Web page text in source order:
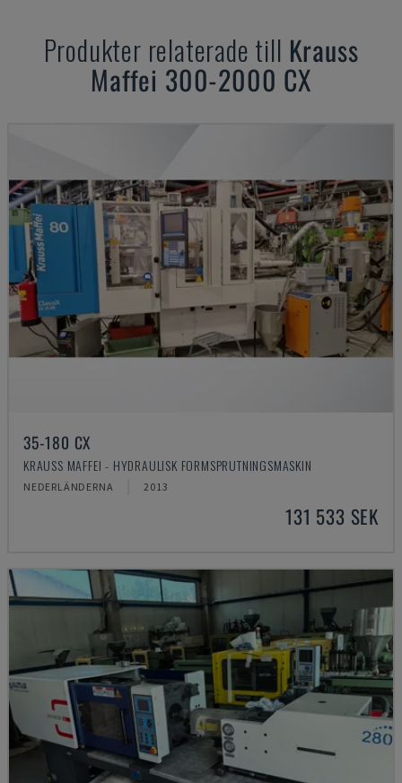
Produkter relaterade till Krauss
Maffei 300-2000 CX
35-180 CX
KRAUSS MAFFEI - HYDRAULISK FORMSPRUTNINGSMASKIN
NEDERLÄNDERNA 2013
131 533 SEK